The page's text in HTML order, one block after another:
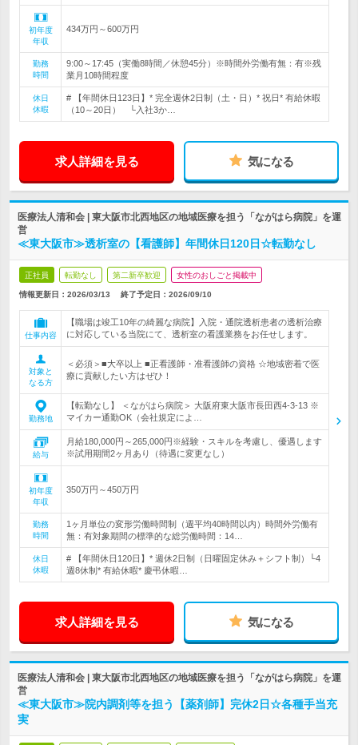
初年度
年収
434万円～600万円
勤務
時間
9:00～17:45（実働8時間／休憩45分）※時間外労働有無：有※残
業月10時間程度
休日
休暇
# 【年間休日123日】* 完全週休2日制（土・日）* 祝日* 有給休暇
（10～20日） └入社3か…
求人詳細を見る 気になる
医療法人清和会 | 東大阪市北西地区の地域医療を担う「ながはら病院」を運
営
≪東大阪市≫透析室の【看護師】年間休日120日☆転勤なし
正社員 転勤なし 第二新卒歓迎 女性のおしごと掲載中
情報更新日：2026/03/13 終了予定日： 2026/09/10
仕事内容
【職場は竣工10年の綺麗な病院】入院・通院透析患者の透析治療
に対応している当院にて、透析室の看護業務をお任せします。
対象と
なる方
＜必須＞■大卒以上 ■正看護師・准看護師の資格 ☆地域密着で医
療に貢献したい方はぜひ！
勤務地
【転勤なし】 ＜ながはら病院＞ 大阪府東大阪市長田西4‐3‐13 ※
マイカー通勤OK（会社規定によ…
給与
月給180,000円～265,000円※経験・スキルを考慮し、優遇します
※試用期間2ヶ月あり（待遇に変更なし）
初年度
年収
350万円～450万円
勤務
時間
1ヶ月単位の変形労働時間制（週平均40時間以内）時間外労働有
無：有対象期間の標準的な総労働時間：14…
休日
休暇
# 【年間休日120日】* 週休2日制（日曜固定休み＋シフト制）└4
週8休制* 有給休暇* 慶弔休暇…
求人詳細を見る 気になる
医療法人清和会 | 東大阪市北西地区の地域医療を担う「ながはら病院」を運
営
≪東大阪市≫院内調剤等を担う【薬剤師】完休2日☆各種手当充
実